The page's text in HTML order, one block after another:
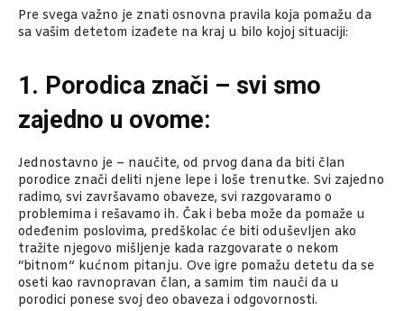
Pre svega važno je znati osnovna pravila koja pomažu da
sa vašim detetom izađete na kraj u bilo kojoj situaciji:
1. Porodica znači – svi smo
zajedno u ovome:
Jednostavno je – naučite, od prvog dana da biti član
porodice znači deliti njene lepe i loše trenutke. Svi zajedno
radimo, svi završavamo obaveze, svi razgovaramo o
problemima i rešavamo ih. Čak i beba može da pomaže u
odeđenim poslovima, predškolac će biti oduševljen ako
tražite njegovo mišljenje kada razgovarate o nekom
“bitnom” kućnom pitanju. Ove igre pomažu detetu da se
oseti kao ravnopravan član, a samim tim nauči da u
porodici ponese svoj deo obaveza i odgovornosti.